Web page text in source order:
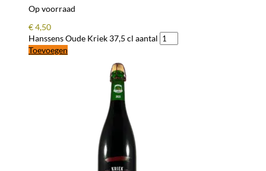
Op voorraad
€4,50
Hanssens Oude Kriek 37,5 cl aantal
Toevoegen